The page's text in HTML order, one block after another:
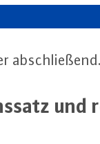
daher
ab­schlie­ßend.
und